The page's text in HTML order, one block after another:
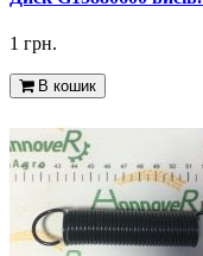
1 грн.
В кошик